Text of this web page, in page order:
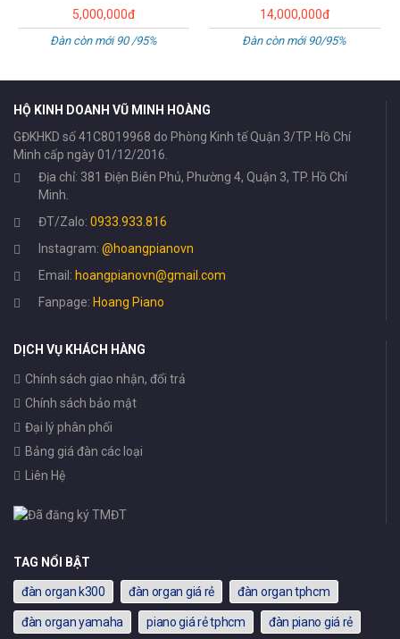
5,000,000đ
Đàn còn mới 90 /95%
14,000,000đ
Đàn còn mới 90/95%
HỘ KINH DOANH VŨ MINH HOÀNG
GĐKHKD số 41C8019968 do Phòng Kinh tế Quận 3/TP. Hồ Chí
Minh cấp ngày 01/12/2016.
Địa chỉ: 381 Điện Biên Phủ, Phường 4, Quận 3, TP. Hồ Chí
Minh.
ĐT/Zalo: 0933.933.816
Instagram: @hoangpianovn
Email: hoangpianovn@gmail.com
Fanpage: Hoang Piano
DỊCH VỤ KHÁCH HÀNG
Chính sách giao nhận, đổi trả
Chính sách bảo mật
Đại lý phân phối
Bảng giá đàn các loại
Liên Hệ
TAG NỔI BẬT
đàn organ k300 đàn organ giá rẻ đàn organ tphcm
đàn organ yamaha piano giá rẻ tphcm đàn piano giá rẻ